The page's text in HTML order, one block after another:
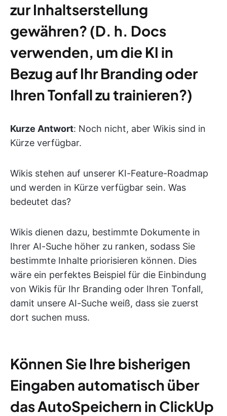
zur Inhaltserstellung
gewähren? (D. h. Docs
verwenden, um die KI in
Bezug auf Ihr Branding oder
Ihren Tonfall zu trainieren?)
Kurze Antwort: Noch nicht, aber Wikis sind in
Kürze verfügbar.
Wikis stehen auf unserer KI-Feature-Roadmap
und werden in Kürze verfügbar sein. Was
bedeutet das?
Wikis dienen dazu, bestimmte Dokumente in
Ihrer AI-Suche höher zu ranken, sodass Sie
bestimmte Inhalte priorisieren können. Dies
wäre ein perfektes Beispiel für die Einbindung
von Wikis für Ihr Branding oder Ihren Tonfall,
damit unsere AI-Suche weiß, dass sie zuerst
dort suchen muss.
Können Sie Ihre bisherigen
Eingaben automatisch über
das AutoSpeichern in ClickUp